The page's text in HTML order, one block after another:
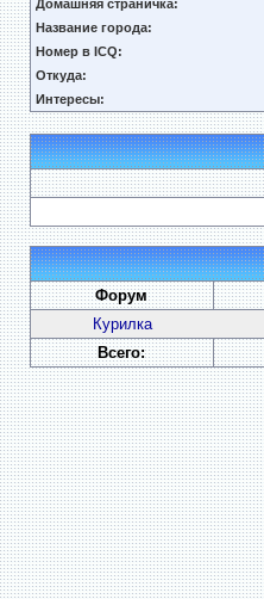
Домашняя страничка:
Название города:
Номер в ICQ:
Откуда:
Интересы:
Форум
Курилка
Всего: